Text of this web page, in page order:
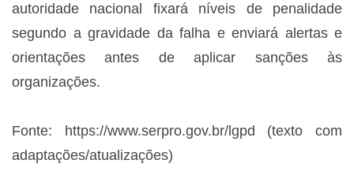
autoridade nacional fixará níveis de penalidade
segundo a gravidade da falha e enviará alertas e
orientações antes de aplicar sanções às
organizações.
Fonte: https://www.serpro.gov.br/lgpd (texto com
adaptações/atualizações)